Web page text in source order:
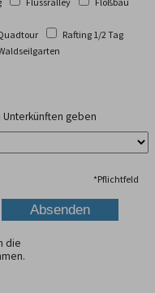
Rafting 1/2 Tag
geben
*Pflichtfeld
die